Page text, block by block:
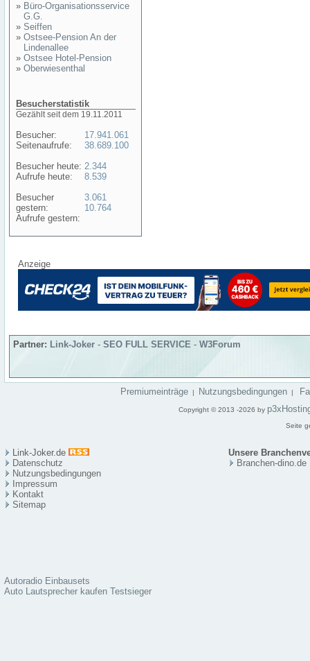
» Büro-Organisationsservice
G.G.
» Seiffen
» Ostsee-Pension An der
Lindenallee
» Ostsee Hotel-Pension
» Oberwiesenthal
Besucherstatistik
Gezählt seit dem 19.11.2011
Besucher:
Seitenaufrufe:
Besucher heute:
Aufrufe heute:
Besucher
gestern:
Aufrufe gestern:
17.941.061
38.689.100
2.344
8.539
3.061
10.764
Anzeige
Partner: Link-Joker - SEO FULL SERVICE - W3Forum
Premiumeinträge | Nutzungsbedingungen |
Copyright © 2013 -2026 by
Seite
Link-Joker.de
Unsere
Datenschutz
Nutzungsbedingungen
Impressum
Kontakt
Sitemap
Branchen-dino.de
Autoradio Einbausets
Auto Lautsprecher kaufen Testsieger